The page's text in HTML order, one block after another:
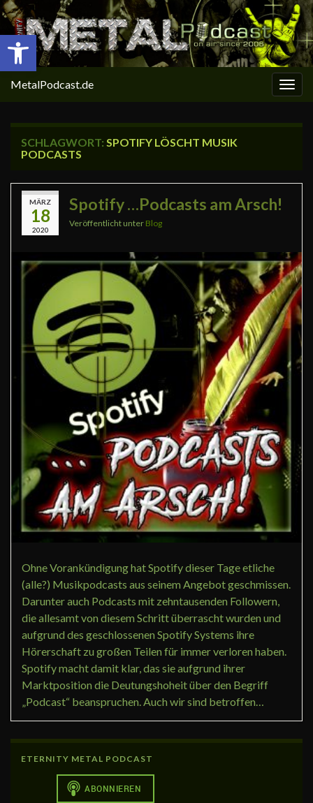
Open toolbar
MetalPodcast.de
SCHLAGWORT: SPOTIFY LÖSCHT MUSIK
PODCASTS
MÄRZ
18
2020
Spotify …Podcasts am Arsch!
Veröffentlicht unter Blog
Ohne Vorankündigung hat Spotify dieser Tage etliche
(alle?) Musikpodcasts aus seinem Angebot geschmissen.
Darunter auch Podcasts mit zehntausenden Followern,
die allesamt von diesem Schritt überrascht wurden und
aufgrund des geschlossenen Spotify Systems ihre
Hörerschaft zu großen Teilen für immer verloren haben.
Spotify macht damit klar, das sie aufgrund ihrer
Marktposition die Deutungshoheit über den Begriff
„Podcast“ beanspruchen. Auch wir sind betroffen…
ETERNITY METAL PODCAST